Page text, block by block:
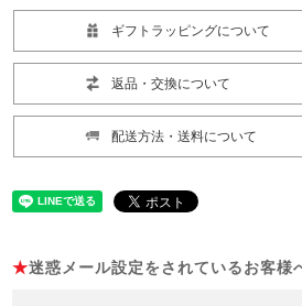
ギフトラッピングについて
返品・交換について
配送方法・送料について
★迷惑メール設定をされているお客様